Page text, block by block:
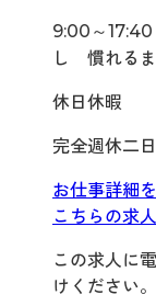
9:00～
し 慣れるま
休日休暇
完全週休二
お仕事詳細
こちらの求
この求人に
けください。